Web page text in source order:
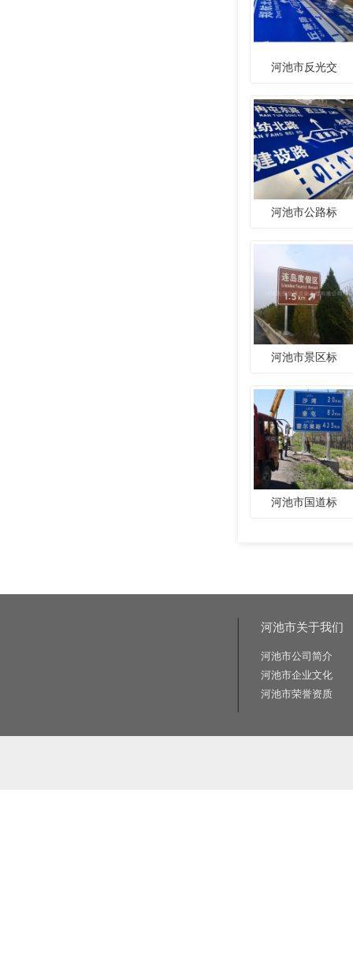
河池市反光交
河池市公路标
河池市景区标
河池市国道标
河池市关于我们
河池市公司简介
河池市企业文化
河池市荣誉资质